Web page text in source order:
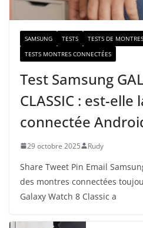
SAMSUNG TESTS
TESTS DE
TESTS MONTRES CONNECTÉES
Test Samsung
CLASSIC : est-
connectée
29 octobre 2025 Rudy
Share Tweet Pin Email
des montres connectées
Galaxy Watch 8 Classic a